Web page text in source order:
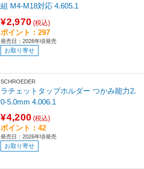
組 M4-M18対応 4.605.1
¥2,970 (税込)
ポイント：297
発売日：2026年頃発売
お取り寄せ
SCHROEDER
ラチェットタップホルダー つかみ能力2.
0-5.0mm 4.006.1
¥4,200 (税込)
ポイント：42
発売日：2026年頃発売
お取り寄せ